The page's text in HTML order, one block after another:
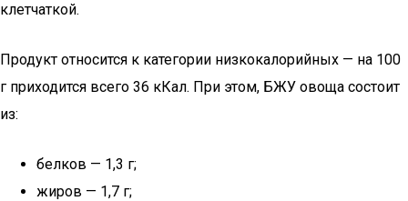
клетчаткой.
Продукт относится к категории низкокалорийных — на 100
г приходится всего 36 кКал. При этом, БЖУ овоща состоит
из:
белков — 1,3 г;
жиров — 1,7 г;